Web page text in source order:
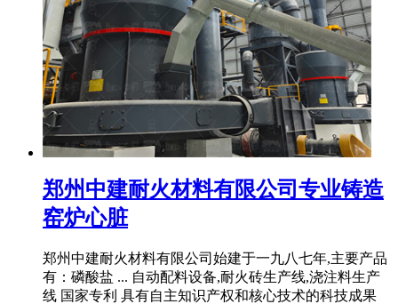
郑州中建耐火材料有限公司专业铸造
窑炉心脏
郑州中建耐火材料有限公司始建于一九八七年,主要产品
有：磷酸盐 ... 自动配料设备,耐火砖生产线,浇注料生产
线 国家专利 具有自主知识产权和核心技术的科技成果